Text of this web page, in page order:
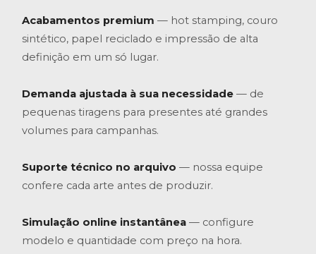
Acabamentos premium — hot stamping, couro
sintético, papel reciclado e impressão de alta
definição em um só lugar.
Demanda ajustada à sua necessidade — de
pequenas tiragens para presentes até grandes
volumes para campanhas.
Suporte técnico no arquivo — nossa equipe
confere cada arte antes de produzir.
Simulação online instantânea — configure
modelo e quantidade com preço na hora.